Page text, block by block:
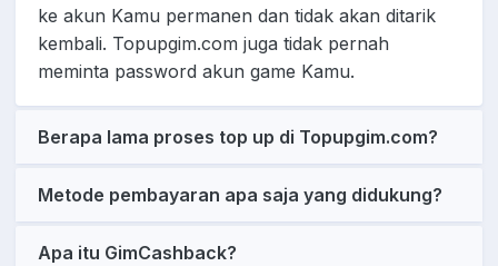
ke akun Kamu permanen dan tidak akan ditarik
kembali. Topupgim.com juga tidak pernah
meminta password akun game Kamu.
Berapa lama proses top up di Topupgim.com?
Metode pembayaran apa saja yang didukung?
Apa itu GimCashback?